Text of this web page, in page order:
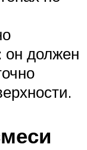
он должен